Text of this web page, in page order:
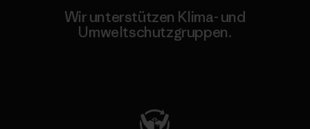
Wir unterstützen Klima- und
Umweltschutzgruppen.